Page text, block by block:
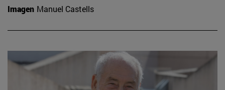
Imagen Manuel Castells